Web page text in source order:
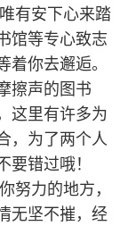
有安下心来踏
馆等专心致志
你去邂逅。
擦声的图书
这里有许多为
，为了两个人
错过哦！
努力的地方，
无坚不摧，经